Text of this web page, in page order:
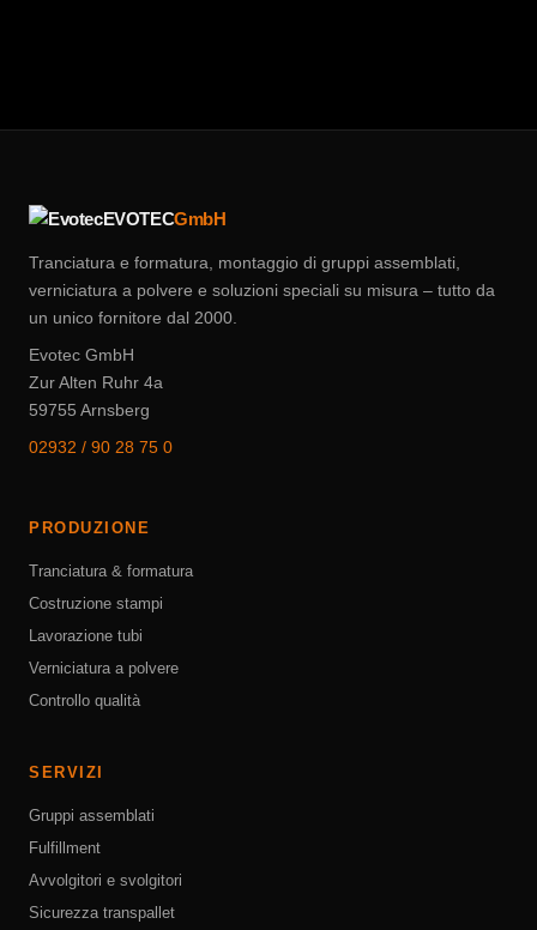
EVOTECGmbH
Tranciatura e formatura, montaggio di gruppi assemblati,
verniciatura a polvere e soluzioni speciali su misura – tutto da
un unico fornitore dal 2000.
Evotec GmbH
Zur Alten Ruhr 4a
59755 Arnsberg
02932 / 90 28 75 0
PRODUZIONE
Tranciatura & formatura
Costruzione stampi
Lavorazione tubi
Verniciatura a polvere
Controllo qualità
SERVIZI
Gruppi assemblati
Fulfillment
Avvolgitori e svolgitori
Sicurezza transpallet